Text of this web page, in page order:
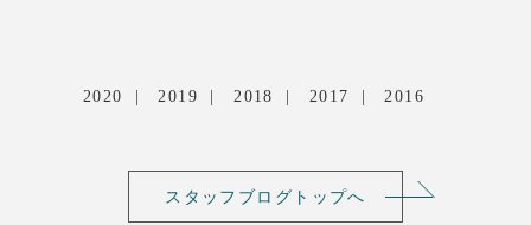
2020 2019 2018 2017 2016
スタッフブログトップへ